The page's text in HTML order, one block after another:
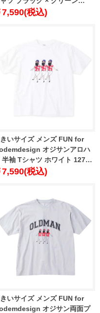
3567-2 3L 4L 5L 6L 8L
7,590(税込)
いサイズ メンズ FUN for
オジサンアロハ
半袖 Tシャツ ホワイト 1278-
1 3L 4L 5L 6L 8L
7,590(税込)
いサイズ メンズ FUN for
オジサン両面プ